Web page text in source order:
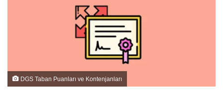
DGS Taban Puanları ve Kontenjanları